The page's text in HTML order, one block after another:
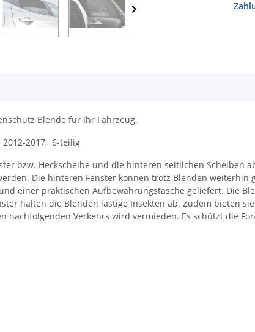
Blende für Ihr Fahrzeug.
2012-2017, 6-teilig
bzw. Heckscheibe und die hinteren seitlichen
Die hinteren Fenster können trotz Blenden weiterhin
einer praktischen Aufbewahrungstasche geliefert. Die
halten die Blenden lästige Insekten ab. Zudem bieten
nachfolgenden Verkehrs wird vermieden. Es schützt die